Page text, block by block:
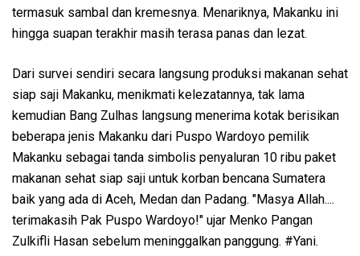
termasuk sambal dan kremesnya. Menariknya, Makanku ini
hingga suapan terakhir masih terasa panas dan lezat.
Dari survei sendiri secara langsung produksi makanan sehat
siap saji Makanku, menikmati kelezatannya, tak lama
kemudian Bang Zulhas langsung menerima kotak berisikan
beberapa jenis Makanku dari Puspo Wardoyo pemilik
Makanku sebagai tanda simbolis penyaluran 10 ribu paket
makanan sehat siap saji untuk korban bencana Sumatera
baik yang ada di Aceh, Medan dan Padang. "Masya Allah....
terimakasih Pak Puspo Wardoyo!" ujar Menko Pangan
Zulkifli Hasan sebelum meninggalkan panggung. #Yani.